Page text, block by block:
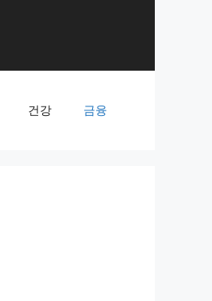
건강 금융